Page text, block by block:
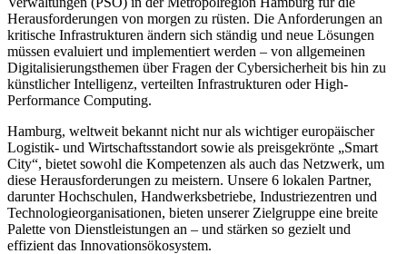
Herausforderungen von morgen zu rüsten. Die Anforderungen an
kritische Infrastrukturen ändern sich ständig und neue Lösungen
müssen evaluiert und implementiert werden – von allgemeinen
Digitalisierungsthemen über Fragen der Cybersicherheit bis hin zu
künstlicher Intelligenz, verteilten Infrastrukturen oder High-
Performance Computing.
Hamburg, weltweit bekannt nicht nur als wichtiger europäischer
Logistik- und Wirtschaftsstandort sowie als preisgekrönte „Smart
City“, bietet sowohl die Kompetenzen als auch das Netzwerk, um
diese Herausforderungen zu meistern. Unsere 6 lokalen Partner,
darunter Hochschulen, Handwerksbetriebe, Industriezentren und
Technologieorganisationen, bieten unserer Zielgruppe eine breite
Palette von Dienstleistungen an – und stärken so gezielt und
effizient das Innovationsökosystem.